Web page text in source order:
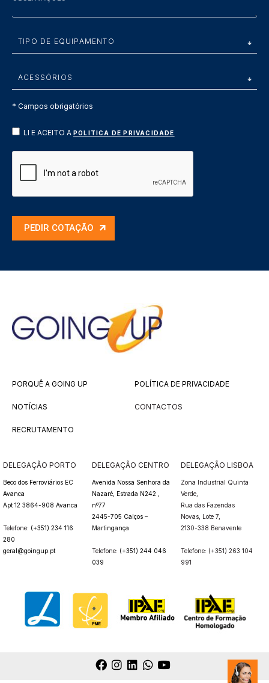
* Campos obrigatórios
LI E ACEITO A POLITICA DE PRIVACIDADE
PEDIR COTAÇÃO
PORQUÊ A GOING UP
NOTÍCIAS
RECRUTAMENTO
POLÍTICA DE PRIVACIDADE
CONTACTOS
DELEGAÇÃO PORTO
Beco dos Ferroviários EC
Avanca
Apt 12 3864-908 Avanca
Telefone: (+351) 234 116
280
geral@goingup.pt
DELEGAÇÃO CENTRO
Avenida Nossa Senhora da
Nazaré, Estrada N242 ,
nº77
2445-705 Calços –
Martingança
Telefone: (+351) 244 046
039
DELEGAÇÃO LISBOA
Zona Industrial Quinta
Verde,
Rua das Fazendas
Novas, Lote 7,
2130-338 Benavente
Telefone: (+351) 263 104
991